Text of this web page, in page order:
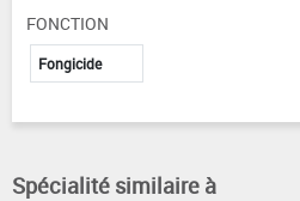
FONCTION
Fongicide
Spécialité similaire à